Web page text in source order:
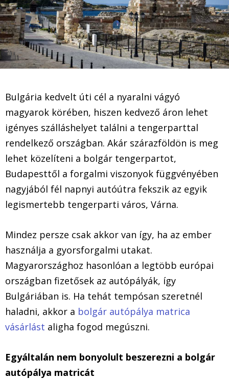
Bulgária kedvelt úti cél a nyaralni vágyó
magyarok körében, hiszen kedvező áron lehet
igényes szálláshelyet találni a tengerparttal
rendelkező országban. Akár szárazföldön is meg
lehet közelíteni a bolgár tengerpartot,
Budapesttől a forgalmi viszonyok függvényében
nagyjából fél napnyi autóútra fekszik az egyik
legismertebb tengerparti város, Várna.
Mindez persze csak akkor van így, ha az ember
használja a gyorsforgalmi utakat.
Magyarországhoz hasonlóan a legtöbb európai
országban fizetősek az autópályák, így
Bulgáriában is. Ha tehát tempósan szeretnél
haladni, akkor a bolgár autópálya matrica
vásárlást aligha fogod megúszni.
Egyáltalán nem bonyolult beszerezni a bolgár
autópálya matricát